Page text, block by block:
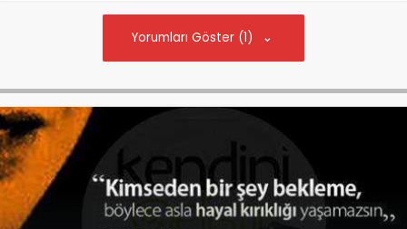
Kendinize yeni bir
“benlik” tanımlayın..